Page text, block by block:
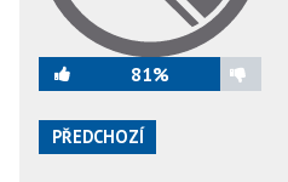
81%
PŘEDCHOZÍ